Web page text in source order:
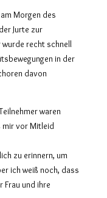
Morgen des
Jurte zur
recht schnell
in der
davon
waren
mir vor Mitleid
zu erinnern, um
ich weiß noch, dass
Frau und ihre